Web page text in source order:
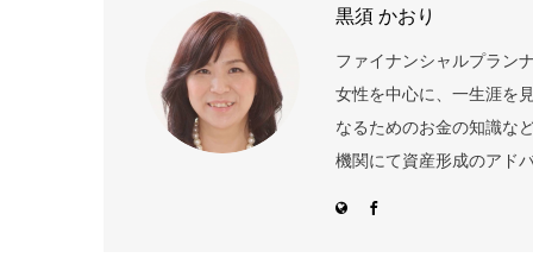
黒須 かおり
ファイナンシャルプラン
女性を中心に、一生涯を
なるためのお金の知識な
機関にて資産形成のアド